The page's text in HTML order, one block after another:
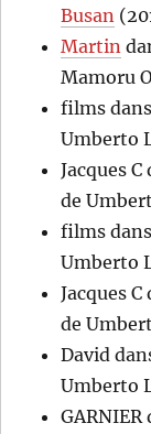
Busan
Martin
Mamoru
films dans
Umberto
Jacques C
de
films dans
Umberto
Jacques C
de
David
Umberto
GARNIER